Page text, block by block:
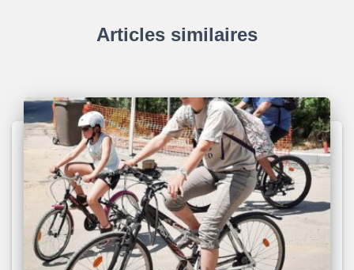
Articles similaires